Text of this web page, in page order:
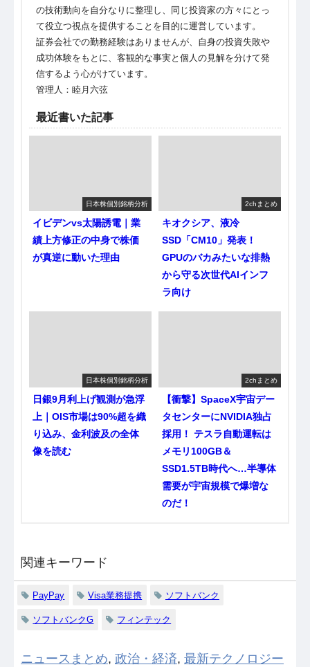
の技術動向を自分なりに整理し、同じ投資家の方々にとっ
て役立つ視点を提供することを目的に運営しています。
証券会社での勤務経験はありませんが、自身の投資失敗や
成功体験をもとに、客観的な事実と個人の見解を分けて発
信するよう心がけています。
管理人：睦月六弦
最近書いた記事
日本株個別銘柄分析
イビデンvs太陽誘電｜業
績上方修正の中身で株価
が真逆に動いた理由
2chまとめ
キオクシア、液冷
SSD「CM10」発表！
GPUのバカみたいな排熱
から守る次世代AIインフ
ラ向け
日本株個別銘柄分析
日銀9月利上げ観測が急浮
上｜OIS市場は90%超を織
り込み、金利波及の全体
像を読む
2chまとめ
【衝撃】SpaceX宇宙デー
タセンターにNVIDIA独占
採用！ テスラ自動運転は
メモリ100GB＆
SSD1.5TB時代へ…半導体
需要が宇宙規模で爆増な
のだ！
関連キーワード
PayPay Visa業務提携 ソフトバンク
ソフトバンクG フィンテック
ニュースまとめ, 政治・経済, 最新テクノロジー